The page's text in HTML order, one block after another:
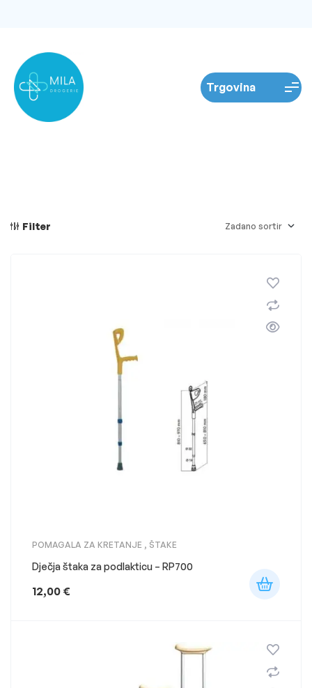
Filter
POMAGALA ZA KRETANJE , ŠTAKE
Dječja štaka za podlakticu – RP700
12,00 €